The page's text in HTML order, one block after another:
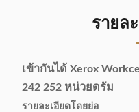
รายล
เข้ากันได้ Xerox
242 252 หน่วยดรัม
รายละเอียดโดยย่อ